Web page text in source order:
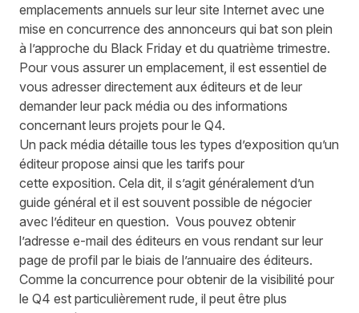
emplacements annuels sur leur site Internet avec une
mise en concurrence des annonceurs qui bat son plein
à l’approche du Black Friday et du quatrième trimestre.
Pour vous assurer un emplacement, il est essentiel de
vous adresser directement aux éditeurs et de leur
demander leur pack média ou des informations
concernant leurs projets pour le Q4.
Un pack média détaille tous les types d’exposition qu’un
éditeur propose ainsi que les tarifs pour
cette exposition. Cela dit, il s’agit généralement d’un
guide général et il est souvent possible de négocier
avec l’éditeur en question. Vous pouvez obtenir
l’adresse e-mail des éditeurs en vous rendant sur leur
page de profil par le biais de l’annuaire des éditeurs.
Comme la concurrence pour obtenir de la visibilité pour
le Q4 est particulièrement rude, il peut être plus